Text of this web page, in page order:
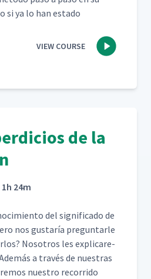
si ya lo han esta­do
VIEW COURSE
de la
1h 24m
del sig­nifi­ca­do de
nos gus­taría pre­gun­tar­le
Nosotros les expli­care­
a través de nues­tras
nue­stro recor­ri­do